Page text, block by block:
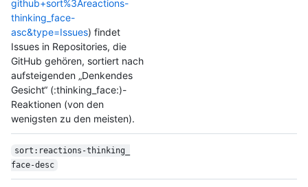
github+sort%3Areactions-
thinking_face-
asc&type=Issues) findet
Issues in Repositories, die
GitHub gehören, sortiert nach
aufsteigenden „Denkendes
Gesicht“ (:thinking_face:)-
Reaktionen (von den
wenigsten zu den meisten).
sort:reactions-thinking_
face-desc